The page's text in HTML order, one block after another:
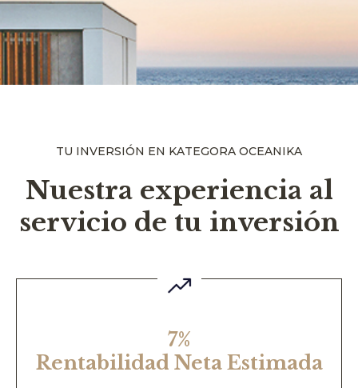
TU INVERSIÓN EN KATEGORA OCEANIKA
Nuestra experiencia al
servicio de tu inversión
7%
Rentabilidad Neta Estimada